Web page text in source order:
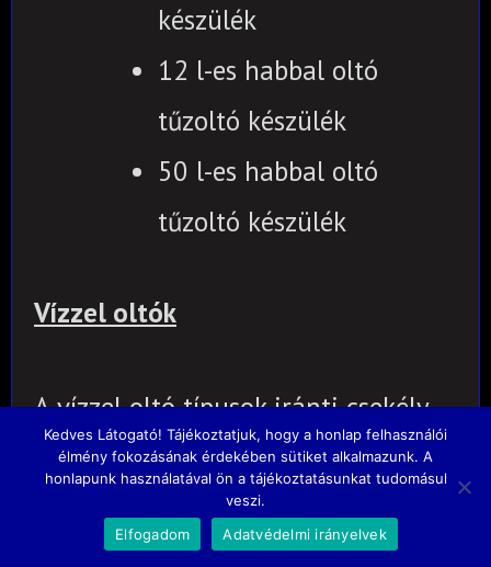
készülék
12 l-es habbal oltó
tűzoltó készülék
50 l-es habbal oltó
tűzoltó készülék
Vízzel oltók
A vízzel oltó típusok iránti csekély
érdeklődés miatt, igény esetén kérje
árajánlatunkat!
Kedves Látogató! Tájékoztatjuk, hogy a honlap felhasználói
élmény fokozásának érdekében sütiket alkalmazunk. A
honlapunk használatával ön a tájékoztatásunkat tudomásul
veszi.
Elfogadom
Adatvédelmi irányelvek